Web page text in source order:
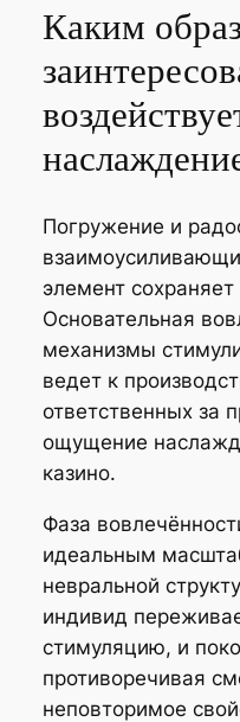
Каким
Погружение и
элемент
Основательная
механизмы
ведет к
ответственных за
ощущение
казино.
Фаза
идеальным
невральной
индивид
стимуляцию, и
противоречивая
неповторимое